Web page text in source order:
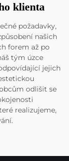
klienta
požadavky,
našich
forem až po
tým úzce
jejich
odlišit se
realizujeme,